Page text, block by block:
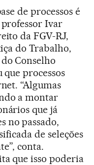
de processos é
professor Ivar
da FGV-RJ,
do Trabalho,
Conselho
processos
“Algumas
a montar
que já
no passado,
de seleções
conta.
que isso poderia